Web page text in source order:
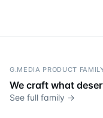
G.MEDIA PRODUCT
We craft what
See full family →